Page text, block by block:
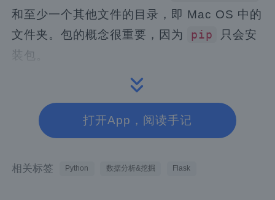
和至少一个其他文件的目录，即 Mac OS 中的
文件夹。包的概念很重要，因为
pip
只会安
装包。
Python 已经存在了很多年，毫不奇怪地，它
的打包系统也已经进化了。现在的 pip 大部
分功能依赖于子系统。这意味着我们需要选择
积极开发，而且已经被广泛使用。它不仅是一
打开App，阅读手记
相关标签 Python 数据分析&挖掘 Flask